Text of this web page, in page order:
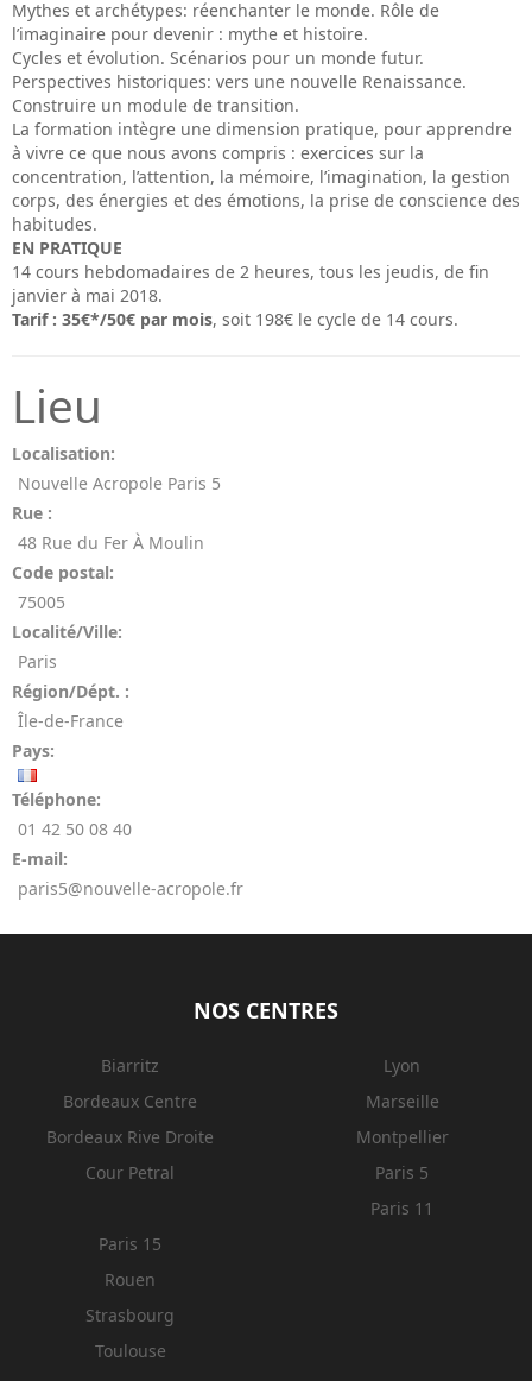
Mythes et archétypes: réenchanter le monde. Rôle de
l’imaginaire pour devenir : mythe et histoire.
Cycles et évolution. Scénarios pour un monde futur.
Perspectives historiques: vers une nouvelle Renaissance.
Construire un module de transition.
La formation intègre une dimension pratique, pour apprendre
à vivre ce que nous avons compris : exercices sur la
concentration, l’attention, la mémoire, l’imagination, la gestion
corps, des énergies et des émotions, la prise de conscience des
habitudes.
EN PRATIQUE
14 cours hebdomadaires de 2 heures, tous les jeudis, de fin
janvier à mai 2018.
Tarif : 35€*/50€ par mois, soit 198€ le cycle de 14 cours.
Lieu
Localisation:
Nouvelle Acropole Paris 5
Rue :
48 Rue du Fer À Moulin
Code postal:
75005
Localité/Ville:
Paris
Région/Dépt. :
Île-de-France
Pays:
Téléphone:
01 42 50 08 40
E-mail:
paris5@nouvelle-acropole.fr
NOS CENTRES
Biarritz
Bordeaux Centre
Bordeaux Rive Droite
Cour Petral
Lyon
Marseille
Montpellier
Paris 5
Paris 11
Paris 15
Rouen
Strasbourg
Toulouse